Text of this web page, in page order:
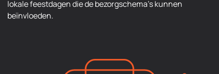
lokale feestdagen die de bezorgschema's kunnen
beïnvloeden.